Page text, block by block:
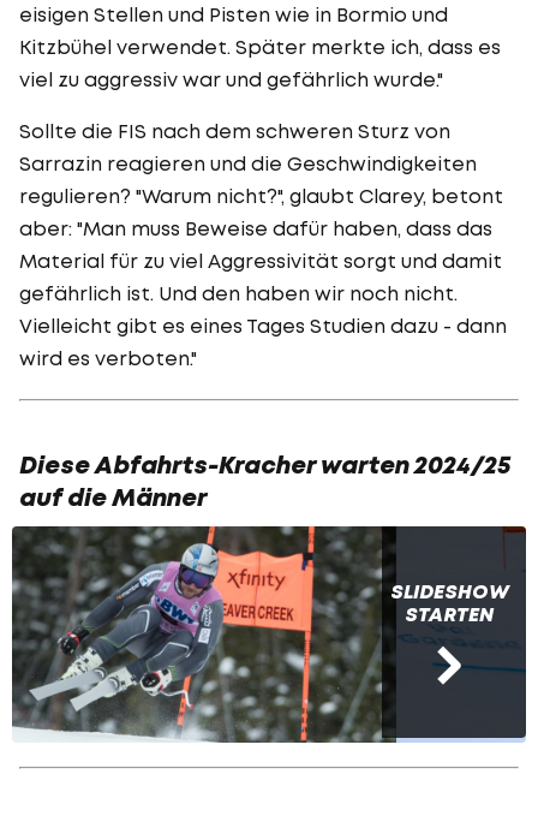
eisigen Stellen und Pisten wie in Bormio und
Kitzbühel verwendet. Später merkte ich, dass es
viel zu aggressiv war und gefährlich wurde."
Sollte die FIS nach dem schweren Sturz von
Sarrazin reagieren und die Geschwindigkeiten
regulieren? "Warum nicht?", glaubt Clarey, betont
aber: "Man muss Beweise dafür haben, dass das
Material für zu viel Aggressivität sorgt und damit
gefährlich ist. Und den haben wir noch nicht.
Vielleicht gibt es eines Tages Studien dazu - dann
wird es verboten."
Diese Abfahrts-Kracher warten 2024/25
auf die Männer
SLIDESHOW
STARTEN